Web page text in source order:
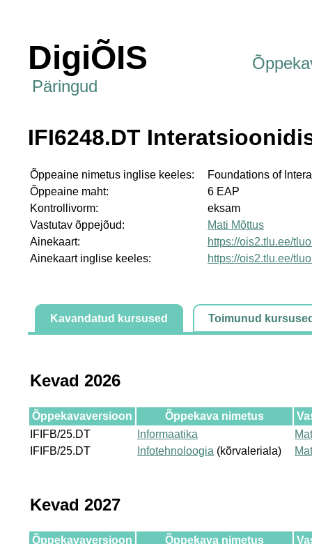
DigiÕIS
Päringud
IFI6248.DT
Õppeaine nimetus inglise keeles:
Foundations of
Õppeaine maht:
6 EAP
Kontrollivorm:
eksam
Vastutav õppejõud:
Mati Mõttus
Ainekaart:
https://ois2.tlu.ee/
Ainekaart inglise keeles:
https://ois2.tlu.ee/
Kavandatud kursused Toimunud
Kevad 2026
Õppekavaversioon Õppekava nimetus
IFIFB/25.DT
Informaatika
IFIFB/25.DT
Infotehnoloogia (kõrvaleriala)
Kevad 2027
Õppekavaversioon Õppekava nimetus